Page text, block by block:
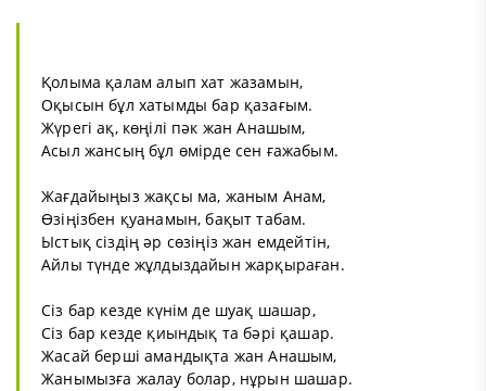
Қолыма қалам алып хат жазамын,
Оқысын бұл хатымды бар қазағым.
Жүрегі ақ, көңілі пәк жан Анашым,
Асыл жансың бұл өмірде сен ғажабым.
Жағдайыңыз жақсы ма, жаным Анам,
Өзіңізбен қуанамын, бақыт табам.
Ыстық сіздің әр сөзіңіз жан емдейтін,
Айлы түнде жұлдыздайын жарқыраған.
Сіз бар кезде күнім де шуақ шашар,
Сіз бар кезде қиындық та бәрі қашар.
Жасай берші амандықта жан Анашым,
Жанымызға жалау болар, нұрын шашар.